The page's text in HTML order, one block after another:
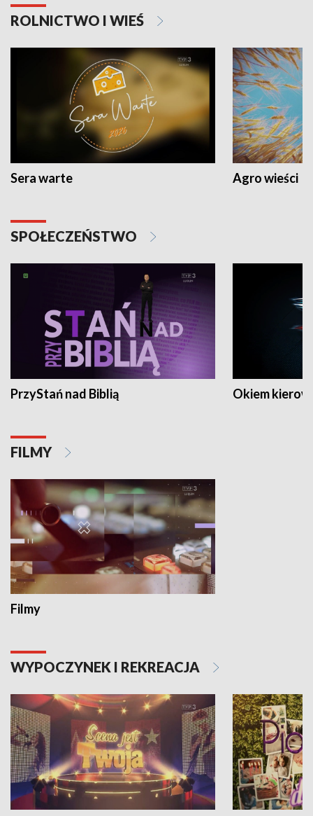
ROLNICTWO I WIEŚ
Sera warte Agro wieści
SPOŁECZEŃSTWO
PrzyStań nad Biblią Okiem
FILMY
Filmy
WYPOCZYNEK I REKREACJA